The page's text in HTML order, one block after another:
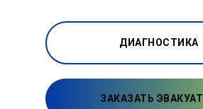
ДИАГНОСТИКА
ЗАКАЗАТЬ